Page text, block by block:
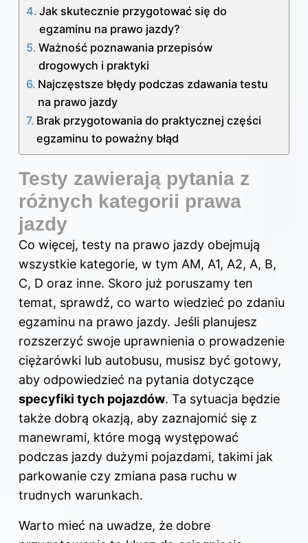
Jak skutecznie przygotować się do
egzaminu na prawo jazdy?
Ważność poznawania przepisów
drogowych i praktyki
Najczęstsze błędy podczas zdawania testu
na prawo jazdy
Brak przygotowania do praktycznej części
egzaminu to poważny błąd
Testy zawierają pytania z
różnych kategorii prawa
jazdy
Co więcej, testy na prawo jazdy obejmują
wszystkie kategorie, w tym AM, A1, A2, A, B,
C, D oraz inne. Skoro już poruszamy ten
temat, sprawdź, co warto wiedzieć po zdaniu
egzaminu na prawo jazdy. Jeśli planujesz
rozszerzyć swoje uprawnienia o prowadzenie
ciężarówki lub autobusu, musisz być gotowy,
aby odpowiedzieć na pytania dotyczące
specyfiki tych pojazdów. Ta sytuacja będzie
także dobrą okazją, aby zaznajomić się z
manewrami, które mogą występować
podczas jazdy dużymi pojazdami, takimi jak
parkowanie czy zmiana pasa ruchu w
trudnych warunkach.
Warto mieć na uwadze, że dobre